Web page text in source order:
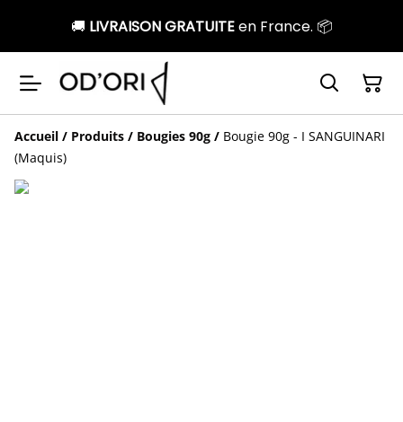
🚚 LIVRAISON GRATUITEen France. 📦
Accueil / Produits / Bougies 90g / Bougie 90g - I SANGUINARI
(Maquis)